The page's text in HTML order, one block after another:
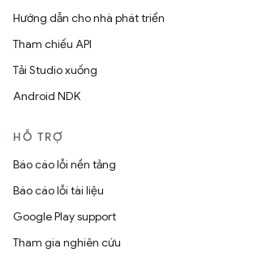
Hướng dẫn cho nhà phát triển
Tham chiếu API
Tải Studio xuống
Android NDK
HỖ TRỢ
Báo cáo lỗi nền tảng
Báo cáo lỗi tài liệu
Google Play support
Tham gia nghiên cứu